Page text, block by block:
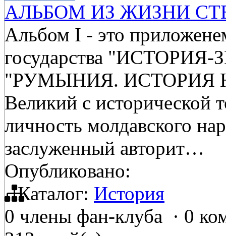
АЛЬБОМ ИЗ ЖИЗНИ
Альбом I - это
государства
"РУМЫНИЯ. ИСТОРИЯ
Великий с исторической
личность молдавского
заслуженный авторит…
Опубликовано:
Каталог: История
0 члены фан-клуба · 0